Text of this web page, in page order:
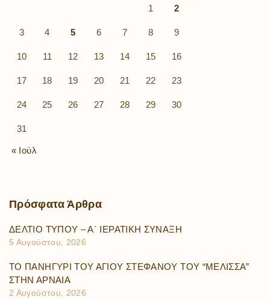
1 2
3 4 5 6 7 8 9
10 11 12 13 14 15 16
17 18 19 20 21 22 23
24 25 26 27 28 29 30
31
« Ιούλ
Πρόσφατα Άρθρα
ΔΕΛΤΙΟ ΤΥΠΟΥ – Α΄ ΙΕΡΑΤΙΚΗ ΣΥΝΑΞΗ
5 Αυγούστου, 2026
ΤΟ ΠΑΝΗΓΥΡΙ ΤΟΥ ΑΓΙΟΥ ΣΤΕΦΑΝΟΥ ΤΟΥ “ΜΕΛΙΣΣΑ”
ΣΤΗΝ ΑΡΝΑΙΑ
2 Αυγούστου, 2026